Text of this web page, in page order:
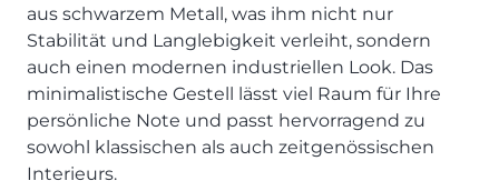
ALLES ANZEIGEN
SCHLAFZIMMER
Kleiderschränke & Systeme
Polsterbetten & Boxspring
Einzelbetten & Futonbetten
Küchenspülen
Villeroy & Boch - Design trifft auf Funktionalität
PROSPEKTE
Lebensraum Küche
Prisma Journal
Newsletter-Anmeldung
SERVICES IM ÜBERBLICK
JOBS & KARRIERE
Auszubildende (m/w/d) - Kaufleute im Einzelhandel
Möbelverkäufer (m/w/d)
aus schwarzem Metall, was ihm nicht nur
Stabilität und Langlebigkeit verleiht, sondern
auch einen modernen industriellen Look. Das
minimalistische Gestell lässt viel Raum für Ihre
persönliche Note und passt hervorragend zu
sowohl klassischen als auch zeitgenössischen
Interieurs.